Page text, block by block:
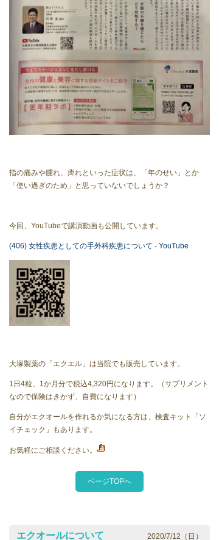
指の痛みや腫れ、痺れといった症状は、「年のせい」とか
「使い過ぎのため」と思っていないでしょうか？
今回、YouTubeで講演動画も公開しています。
(406) 女性疾患としての手外科疾患について - YouTube
大塚製薬の「エクエル」は当院でも販売しています。
1日4粒、1か月分で税込4,320円になります。（サプリメント
なので保険はきかず、自費になります）
自分がエクオールを作れるか気になる方は、検査キット「ソ
イチェック」もあります。
お気軽にご相談ください。
ページTOPへ
エクオールについて 2020/7/12（日）